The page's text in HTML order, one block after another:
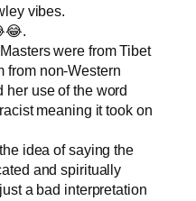
vibes.
were from Tibet
from non-Western
her use of the word
meaning it took on
idea of saying the
and spiritually
a bad interpretation